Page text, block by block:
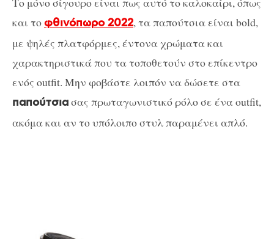
και τοφθινόπωρο 2022, τα παπούτσια είναι bold,
με ψηλές πλατφόρμες, έντονα χρώματα και
χαρακτηριστικά που τα τοποθετούν στο επίκεντρο
ενός outfit. Μην φοβάστε λοιπόν να δώσετε στα
παπούτσιασας πρωταγωνιστικό ρόλο σε ένα outfit,
ακόμα και αν το υπόλοιπο στυλ παραμένει απλό.